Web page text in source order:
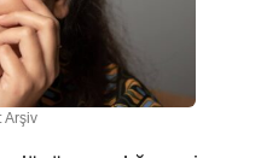
Arşiv